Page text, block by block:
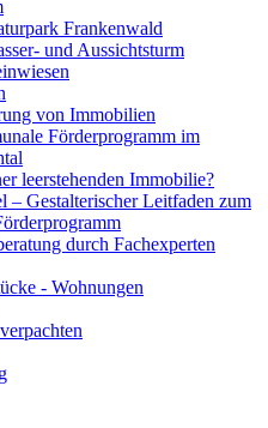
Frankenwald
und Aussichtsturm
von Immobilien
Förderprogramm im
leerstehenden Immobilie?
– Gestalterischer Leitfaden zum
durch Fachexperten
- Wohnungen